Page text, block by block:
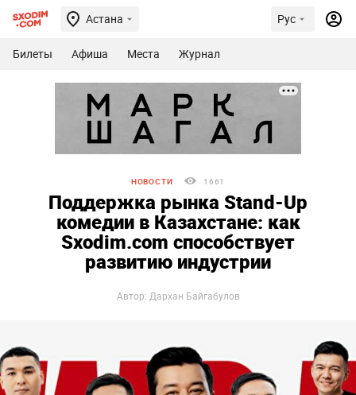
Астана Рус
Билеты Афиша Места Журнал
НОВОСТИ 1661
Поддержка рынка Stand-Up
комедии в Казахстане: как
Sxodim.com способствует
развитию индустрии
Автор: Дархан Байгабулов